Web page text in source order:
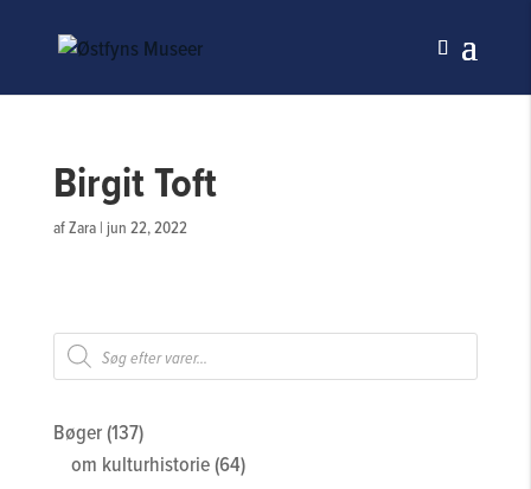
Birgit Toft
afZara| jun 22, 2022
Products
search
Bøger 137137
varer
om kulturhistorie 6464